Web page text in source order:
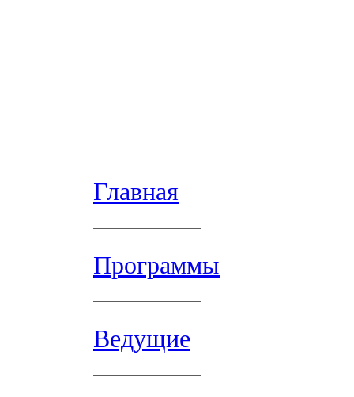
Главная
Программы
Ведущие